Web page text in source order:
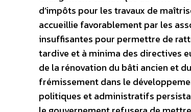
d’impôts pour les travaux de
accueillie favorablement par les
insuffisantes pour permettre de
tardive et à minima des directives
de la rénovation du bâti ancien et
frémissement dans le
politiques et administratifs